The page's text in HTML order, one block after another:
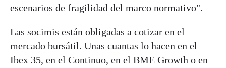
escenarios de fragilidad del marco normativo".
Las socimis están obligadas a cotizar en el
mercado bursátil. Unas cuantas lo hacen en el
Ibex 35, en el Continuo, en el BME Growth o en